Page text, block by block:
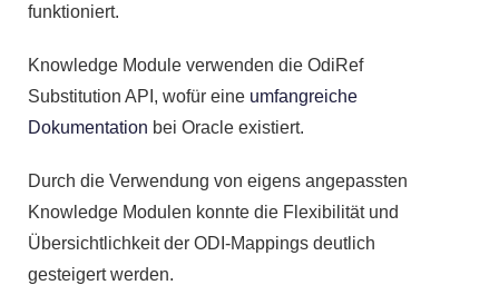
funktioniert.
Knowledge Module verwenden die OdiRef
Substitution API, wofür eine umfangreiche
Dokumentation bei Oracle existiert.
Durch die Verwendung von eigens angepassten
Knowledge Modulen konnte die Flexibilität und
Übersichtlichkeit der ODI-Mappings deutlich
gesteigert werden.